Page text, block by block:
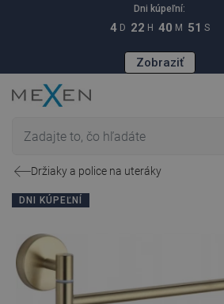
Dni kúpeľní:
4 D 22 H 40 M 51 S
Zobraziť
Držiaky a police na uteráky
DNI KÚPEĽNÍ